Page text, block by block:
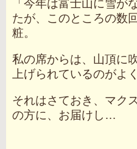
「今年は富士山に雪が
たが、このところの数
粧。
私の席からは、山頂に
上げられているのがよ
それはさておき、マク
の方に、お届けし…